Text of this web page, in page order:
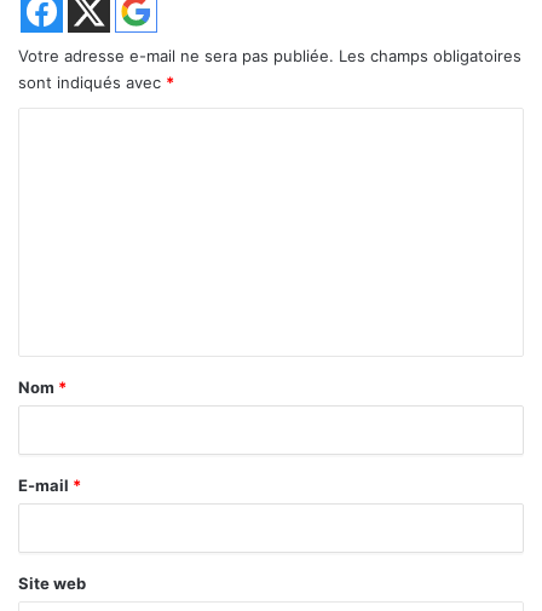
Votre adresse e-mail ne sera pas publiée. Les champs obligatoires
sont indiqués avec *
a
r
e
Nom *
E-mail *
Site web